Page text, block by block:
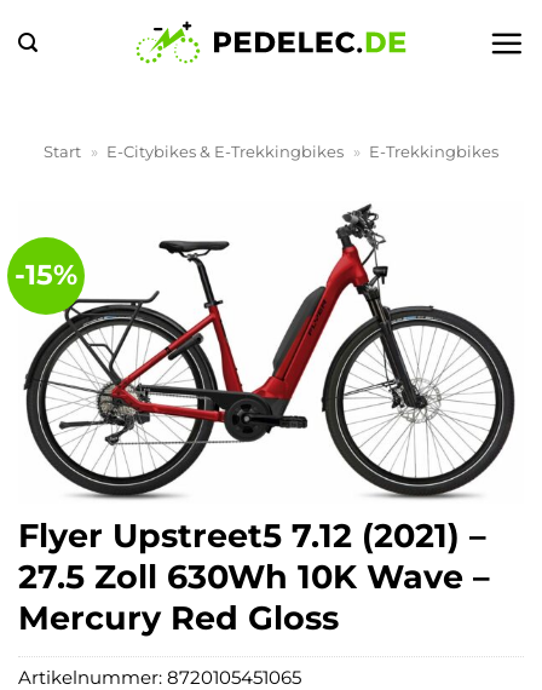
Inhalt
Start » E-Citybikes & E-Trekkingbikes » E-Trekkingbikes
-15%
Flyer Upstreet5 7.12 (2021) –
27.5 Zoll 630Wh 10K Wave –
Mercury Red Gloss
Artikelnummer: 8720105451065